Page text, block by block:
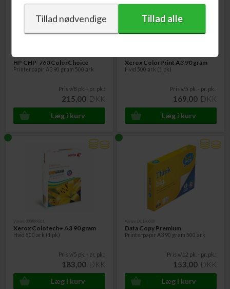
Varenr. CHP760
HP CHP-760 ColorChoice
Printerpapir A3 90 gram 500 ark
Pris v/8 pk. - pr. pk.:
215,00 DKK
Xerox ColorPrint A3 90 gram
Hvid 500 ark (1 pk)
Pris v/5 pk. - pr. pk.:
169,00 DKK
Xerox Colotech+ A3 90 gram
Hvid 500 ark (1 pk)
Pris v/5 pk. - pr. pk.:
183,00 DKK
Data Copy Premium
Printerpapir A3 90 gram 500 ark
Pris v/12 pk. - pr. pk.:
153,00 DKK